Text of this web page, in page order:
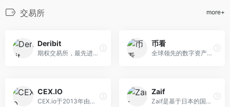
交易所 more+
Deribit
期权交易所，最先进的加密衍...
币看
全球领先的数字资产综合平台...
CEX.IO
CEX.io于2013年由第一家云挖...
Zaif
Zaif是基于日本的国际站，允...